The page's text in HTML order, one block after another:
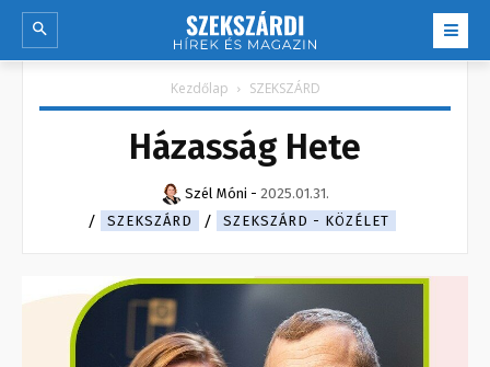
Kezdőlap SZEKSZÁRD
Házasság Hete
Szél Móni - 2025.01.31.
SZEKSZÁRD
SZEKSZÁRD - KÖZÉLET